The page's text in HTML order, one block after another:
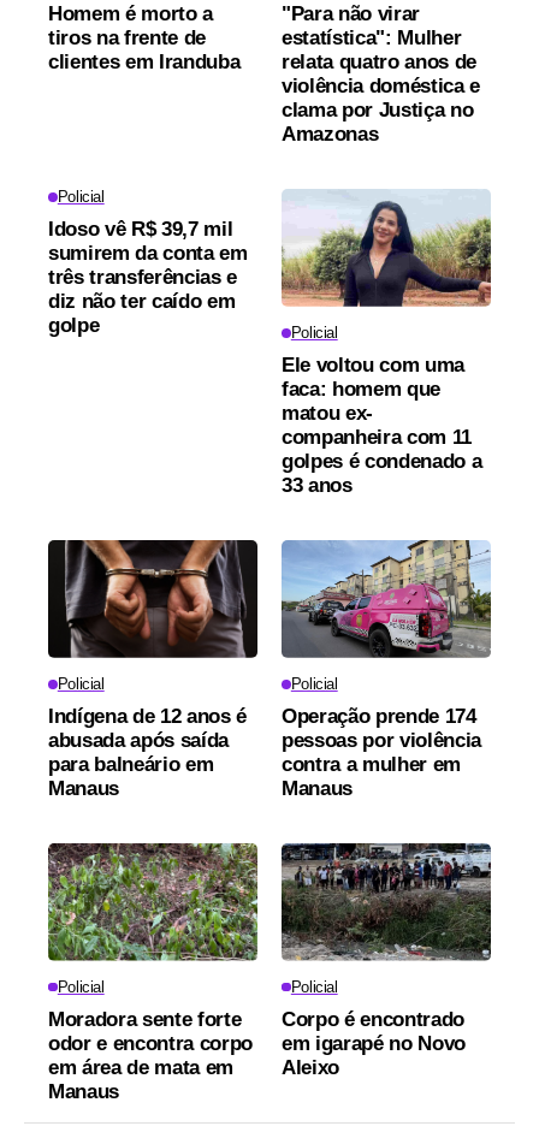
Homem é morto a
tiros na frente de
clientes em Iranduba
"Para não virar
estatística": Mulher
relata quatro anos de
violência doméstica e
clama por Justiça no
Amazonas
Policial
Idoso vê R$ 39,7 mil
sumirem da conta em
três transferências e
diz não ter caído em
golpe
Policial
Ele voltou com uma
faca: homem que
matou ex-
companheira com 11
golpes é condenado a
33 anos
Policial
Indígena de 12 anos é
abusada após saída
para balneário em
Manaus
Policial
Operação prende 174
pessoas por violência
contra a mulher em
Manaus
Policial
Moradora sente forte
odor e encontra corpo
em área de mata em
Manaus
Policial
Corpo é encontrado
em igarapé no Novo
Aleixo